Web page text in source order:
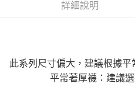
流程，驗證手機門號後，選擇欲分期
法說明評估內容。
【繳款方式說明】
1.分期款項不併入電信帳單，「大哥
【關於「AFTEE先享後付」】
３．安心：先確認商品／服務後，再
全家取貨付款
詳細說明
此系列尺寸偏大，建議根據
平常著厚襪：建議